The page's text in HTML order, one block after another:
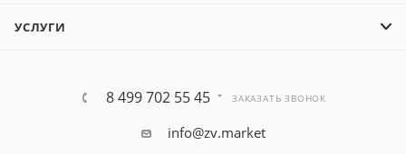
УСЛУГИ
8 499 702 55 45 ЗАКАЗАТЬ ЗВОНОК
info@zv.market